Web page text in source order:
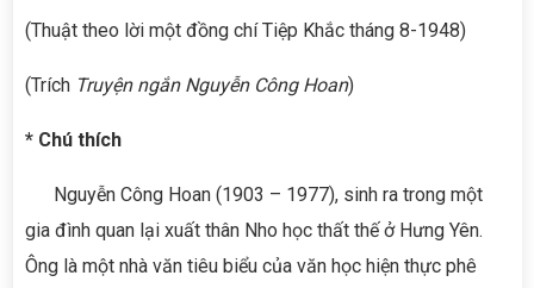
(Thuật theo lời một đồng chí Tiệp Khắc tháng 8-1948)
(Trích Truyện ngắn Nguyễn Công Hoan)
* Chú thích
Nguyễn Công Hoan (1903 – 1977), sinh ra trong một
gia đình quan lại xuất thân Nho học thất thế ở Hưng Yên.
Ông là một nhà văn tiêu biểu của văn học hiện thực phê